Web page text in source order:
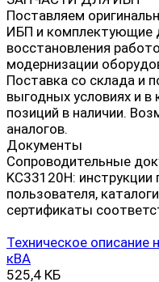
Поставляем
ИБП и комплектующие
восстановления
модернизации
Поставка со склада и
выгодных условиях и
позиций в наличии.
аналогов.
Документы
Сопроводительные
KC33120H: инструкции
пользователя,
сертификаты
Техническое описание
кВА
525,4 КБ